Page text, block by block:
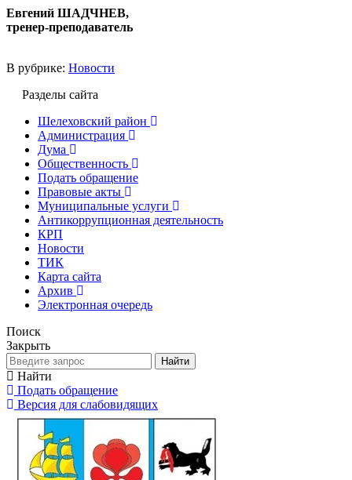
Евгений ШАДЧНЕВ,
тренер-преподаватель
В рубрике: Новости
Разделы сайта
Шелеховский район
Администрация
Дума
Общественность
Подать обращение
Правовые акты
Муниципальные услуги
Антикоррупционная деятельность
КРП
Новости
ТИК
Карта сайта
Архив
Электронная очередь
Поиск
Закрыть
Найти
Найти
Подать обращение
Версия для слабовидящих